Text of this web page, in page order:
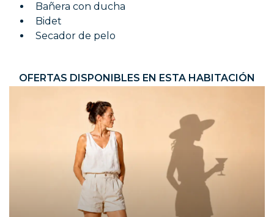
Bañera con ducha
Bidet
Secador de pelo
OFERTAS DISPONIBLES EN ESTA HABITACIÓN